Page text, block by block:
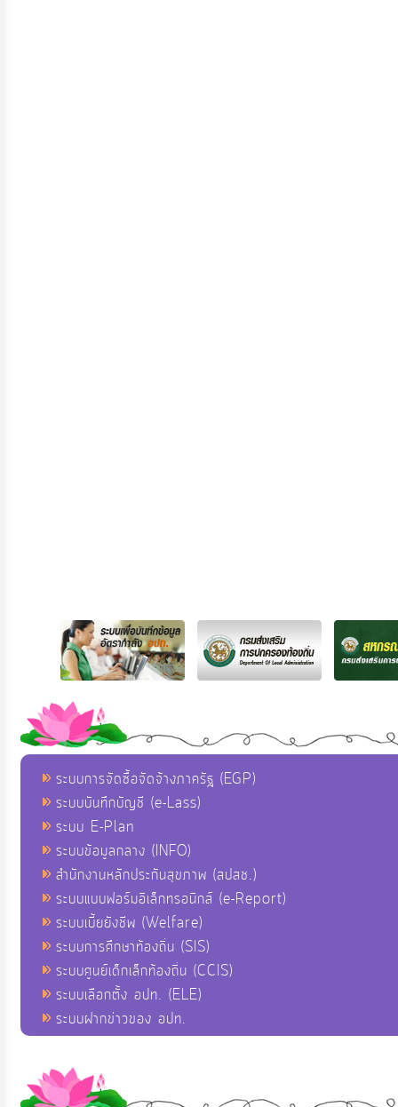
ระบบการจัดซื้อจัดจ้างภาครัฐ (EGP)
ระบบบันทึกบัญชี (e-Lass)
ระบบ E-Plan
ระบบข้อมูลกลาง (INFO)
สำนักงานหลักประกันสุขภาพ (สปสช.)
ระบบแบบฟอร์มอิเล็กทรอนิกส์ (e-Report)
ระบบเบี้ยยังชีพ (Welfare)
ระบบการศึกษาท้องถิ่น (SIS)
ระบบศูนย์เด็กเล็กท้องถิ่น (CCIS)
ระบบเลือกตั้ง อปท. (ELE)
ระบบฝากข่าวของ อปท.